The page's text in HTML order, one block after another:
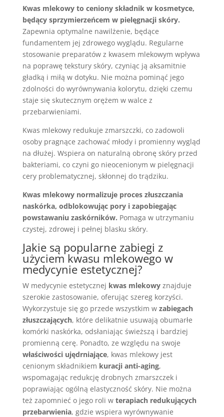
Kwas mlekowy to ceniony składnik w kosmetyce,
będący sprzymierzeńcem w pielęgnacji skóry.
Zapewnia optymalne nawilżenie, będące
fundamentem jej zdrowego wyglądu. Regularne
stosowanie preparatów z kwasem mlekowym wpływa
na poprawę tekstury skóry, czyniąc ją aksamitnie
gładką i miłą w dotyku. Nie można pominąć jego
zdolności do wyrównywania kolorytu, dzięki czemu
staje się skutecznym orężem w walce z
przebarwieniami.
Kwas mlekowy redukuje zmarszczki, co zadowoli
osoby pragnące zachować młody i promienny wygląd
na dłużej. Wspiera on naturalną obronę skóry przed
bakteriami, co czyni go nieocenionym w pielęgnacji
cery problematycznej, skłonnej do trądziku.
Kwas mlekowy normalizuje proces złuszczania
naskórka, odblokowując pory i zapobiegając
powstawaniu zaskórników. Pomaga w utrzymaniu
czystej, zdrowej i pełnej blasku skóry.
Jakie są popularne zabiegi z
użyciem kwasu mlekowego w
medycynie estetycznej?
W medycynie estetycznej kwas mlekowyznajduje
szerokie zastosowanie, oferując szereg korzyści.
Wykorzystuje się go przede wszystkim w zabiegach
złuszczających, które delikatnie usuwają obumarłe
komórki naskórka, odsłaniając świeższą i bardziej
promienną cerę. Ponadto, ze względu na swoje
właściwości ujędrniające, kwas mlekowy jest
cenionym składnikiem kuracji anti-aging,
wspomagając redukcję drobnych zmarszczek i
poprawiając ogólną elastyczność skóry. Nie można
też zapomnieć o jego roli w terapiach redukujących
przebarwienia, gdzie wspiera wyrównywanie